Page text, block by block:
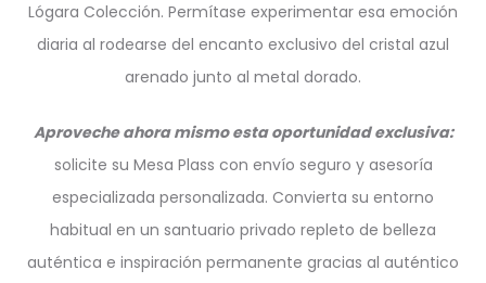
Lógara Colección. Permítase experimentar esa emoción
diaria al rodearse del encanto exclusivo del cristal azul
arenado junto al metal dorado.
Aproveche ahora mismo esta oportunidad exclusiva:
solicite su Mesa Plass con envío seguro y asesoría
especializada personalizada. Convierta su entorno
habitual en un santuario privado repleto de belleza
auténtica e inspiración permanente gracias al auténtico